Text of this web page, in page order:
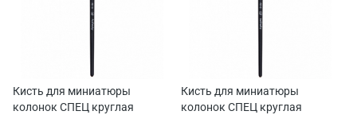
Кисть для миниатюры
колонок СПЕЦ круглая
Кисть для миниатюры
колонок СПЕЦ круглая